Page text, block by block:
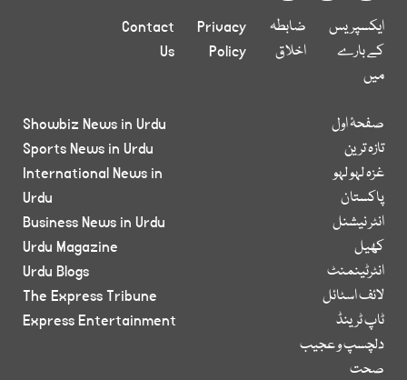
ایکسپریس
کے بارے
میں
ضابطہ
اخلاق
Privacy
Policy
Contact
Us
صفحۂ اول
تازہ ترین
غزہ لہو لہو
پاکستان
انٹر نیشنل
کھیل
انٹرٹینمنٹ
لائف اسٹائل
ٹاپ ٹرینڈ
دلچسپ و عجیب
صحت
Showbiz News in Urdu
Sports News in Urdu
International News in
Urdu
Business News in Urdu
Urdu Magazine
Urdu Blogs
The Express Tribune
Express Entertainment